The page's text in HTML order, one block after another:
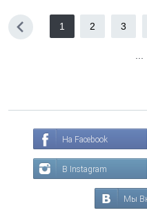
1 2 3
На Facebook
В Instagram
Мы